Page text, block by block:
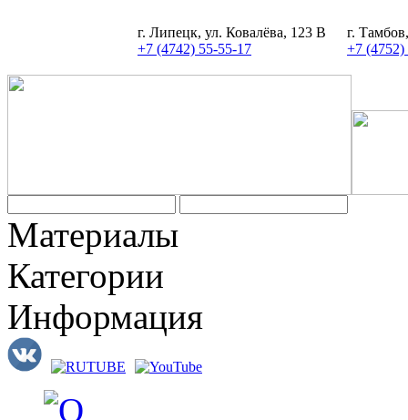
г. Липецк, ул. Ковалёва, 123 В
+7 (4742) 55-55-17
г.
+7 (4752)
Материалы
Категории
Информация